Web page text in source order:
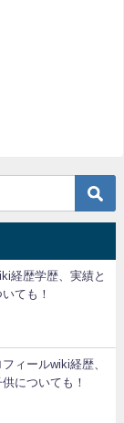
経歴学歴、実績と
ても！
ィールwiki経歴、
についても！